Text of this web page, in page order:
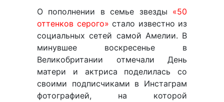
О пополнении в семье звезды «50
оттенков серого» стало известно из
социальных сетей самой Амелии. В
минувшее воскресенье в
Великобритании отмечали День
матери и актриса поделилась со
своими подписчиками в Инстаграм
фотографией, на которой